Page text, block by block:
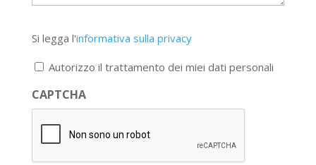
legga
l'informativa
privacy
*
Si legga l'informativa sulla privacy
Autorizzo il trattamento dei miei dati personali
CAPTCHA